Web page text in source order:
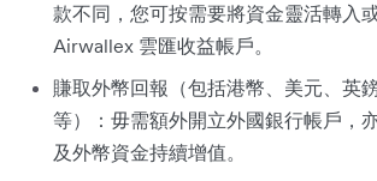
款不同，您可按需要將資金靈活轉入
Airwallex 雲匯收益帳戶。
賺取外幣回報（包括港幣、美元、英
等）：毋需額外開立外國銀行帳戶，
及外幣資金持續增值。